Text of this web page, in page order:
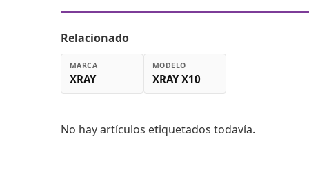
Relacionado
MARCA
XRAY
MODELO
XRAY X10
No hay artículos etiquetados todavía.